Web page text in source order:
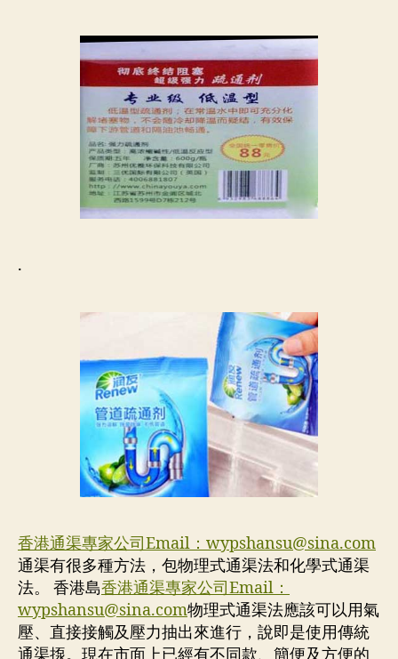
.
香港通渠專家公司Email： wypshansu@sina.com
通渠有很多種方法，包物理式通渠法和化學式通渠
法。 香港島香港通渠專家公司Email：
wypshansu@sina.com物理式通渠法應該可以用氣
壓、直接接觸及壓力抽出來進行，說即是使用傳統
通渠揼。現在市面上已經有不同款、簡便及方便的